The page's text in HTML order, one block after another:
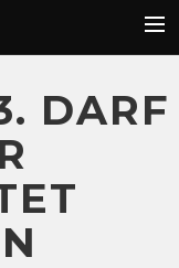
DARF